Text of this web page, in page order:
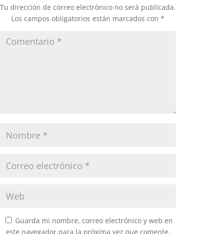
Tu dirección de correo electrónico no será publicada.
Los campos obligatorios están marcados con*
Guarda mi nombre, correo electrónico y web en
este navegador para la próxima vez que comente.